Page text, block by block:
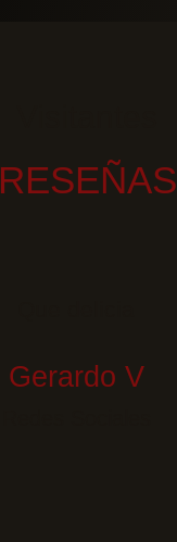
RESEÑAS
Gerardo V